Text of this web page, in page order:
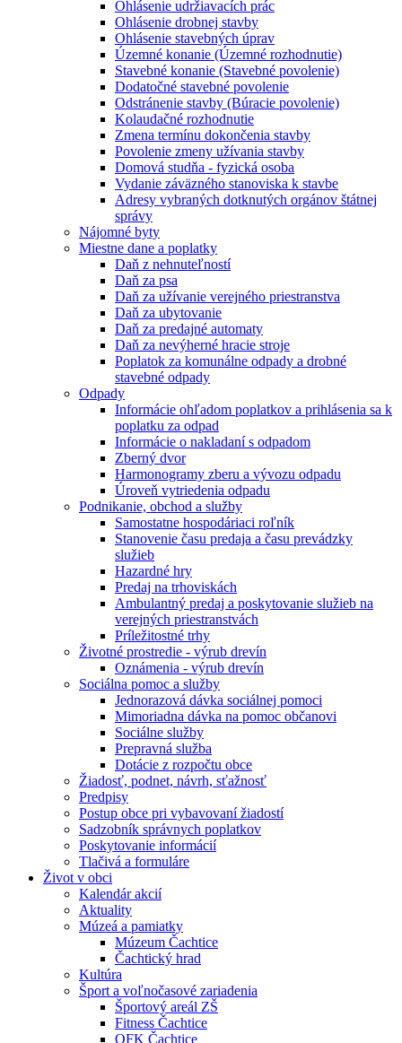
Ohlásenie udržiavacích prác
Ohlásenie drobnej stavby
Ohlásenie stavebných úprav
Územné konanie (Územné rozhodnutie)
Stavebné konanie (Stavebné povolenie)
Dodatočné stavebné povolenie
Odstránenie stavby (Búracie povolenie)
Kolaudačné rozhodnutie
Zmena termínu dokončenia stavby
Povolenie zmeny užívania stavby
Domová studňa - fyzická osoba
Vydanie záväzného stanoviska k stavbe
Adresy vybraných dotknutých orgánov štátnej
správy
Nájomné byty
Miestne dane a poplatky
Daň z nehnuteľností
Daň za psa
Daň za užívanie verejného priestranstva
Daň za ubytovanie
Daň za predajné automaty
Daň za nevýherné hracie stroje
Poplatok za komunálne odpady a drobné
stavebné odpady
Odpady
Informácie ohľadom poplatkov a prihlásenia sa k
poplatku za odpad
Informácie o nakladaní s odpadom
Zberný dvor
Harmonogramy zberu a vývozu odpadu
Úroveň vytriedenia odpadu
Podnikanie, obchod a služby
Samostatne hospodáriaci roľník
Stanovenie času predaja a času prevádzky
služieb
Hazardné hry
Predaj na trhoviskách
Ambulantný predaj a poskytovanie služieb na
verejných priestranstvách
Príležitostné trhy
Životné prostredie - výrub drevín
Oznámenia - výrub drevín
Sociálna pomoc a služby
Jednorazová dávka sociálnej pomoci
Mimoriadna dávka na pomoc občanovi
Sociálne služby
Prepravná služba
Dotácie z rozpočtu obce
Žiadosť, podnet, návrh, sťažnosť
Predpisy
Postup obce pri vybavovaní žiadostí
Sadzobník správnych poplatkov
Poskytovanie informácií
Tlačivá a formuláre
Život v obci
Kalendár akcií
Aktuality
Múzeá a pamiatky
Múzeum Čachtice
Čachtický hrad
Kultúra
Šport a voľnočasové zariadenia
Športový areál ZŠ
Fitness Čachtice
OFK Čachtice